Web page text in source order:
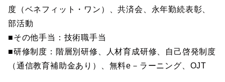
度（ベネフィット・ワン）、共済会、永年勤続表彰、
部活動
■その他手当：技術職手当
■研修制度：階層別研修、人材育成研修、自己啓発制度
（通信教育補助金あり）、無料e－ラーニング、OJT